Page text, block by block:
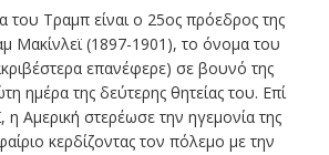
του Τραμπ είναι ο 25ος πρόεδρος της
Μακίνλεϊ (1897-1901), το όνομα του
επανέφερε) σε βουνό της
ημέρα της δεύτερης θητείας του. Επί
η Αμερική στερέωσε την ηγεμονία της
κερδίζοντας τον πόλεμο με την